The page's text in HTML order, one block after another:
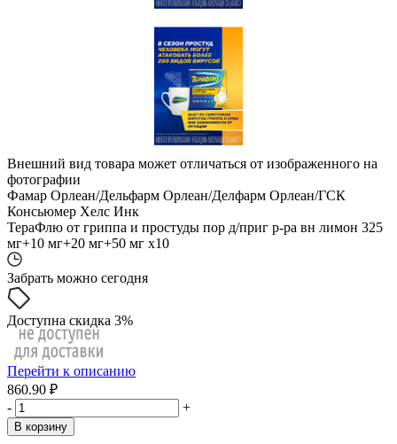
Внешний вид товара может отличаться от изображенного на
фотографии
Фамар Орлеан/Дельфарм Орлеан/Делфарм Орлеан/ГСК
Консьюмер Хелс Инк
ТераФлю от гриппа и простуды пор д/приг р-ра вн лимон 325
мг+10 мг+20 мг+50 мг x10
Забрать можно сегодня
Доступна скидка 3%
Перейти к описанию
860.90 ₽
-
+
В корзину